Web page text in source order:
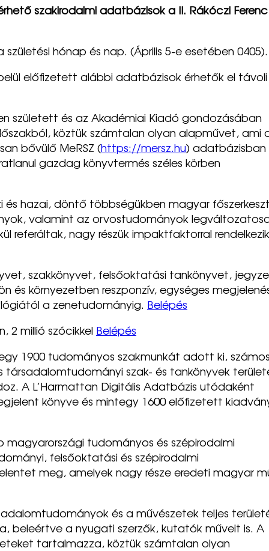
szakirodalmi adatbázisok a II. Rákóczi Ferenc
hónap és nap. (Április 5-e esetében 0405).
előfizetett alábbi adatbázisok érhetők el távoli
született és az Akadémiai Kiadó gondozásában
köztük számtalan olyan alapművet, ami
bővülő MeRSZ (https://mersz.hu) adatbázisban
gazdag könyvtermés széles körben
és hazai, döntő többségükben magyar
valamint az orvostudományok
referáltak, nagy részük impaktfaktorral
szakkönyvet, felsőoktatási tankönyvet,
és környezetben reszponzív, egységes
a zenetudományig. Belépés
2 millió szócikkel Belépés
1900 tudományos szakmunkát adott ki,
szak- és tankönyvek
A L’Harmattan Digitális Adatbázis utódaként
könyve és mintegy 1600 előfizetett
magyarországi tudományos és szépirodalmi
felsőoktatási és szépirodalmi
meg, amelyek nagy része eredeti magyar
és a művészetek teljes
beleértve a nyugati szerzők, kutatók műveit is. A
tartalmazza, köztük számtalan olyan